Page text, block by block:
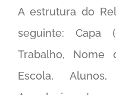
A estrutura do
seguinte: Capa
Trabalho, Nome
Escola, Alunos,